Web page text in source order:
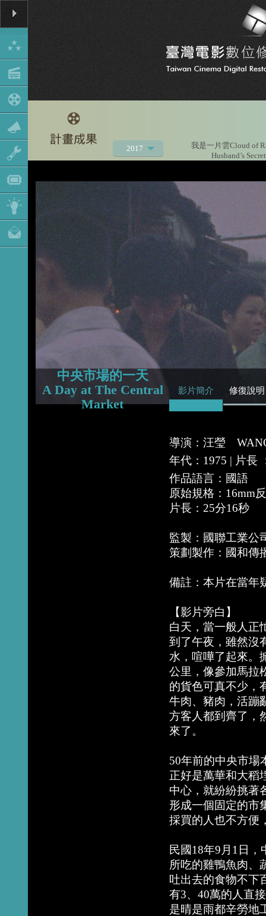
2017
2019
2016
2015
2014
2013
我是一片雲Cloud of
Husband’s Secret
中央市場的一天
A Day at The Central
Market
影片簡介 修復說明
導演：汪瑩
年代：1975 | 片長
作品語言：國語
原始規格：16mm
片長：25分16秒
監製：國聯工業公
策劃製作：國和傳
備註：本片在當年
【影片旁白】
白天，當一般人正
到了午夜，雖然沒
水，喧嘩了起來。
公里，像參加馬拉
的貨色可真不少，
牛肉、豬肉，活蹦
方客人都到齊了，
來了。
50年前的中央市場
正好是萬華和大稻
中心，就紛紛挑著
形成一個固定的市
採買的人也不方便
民國18年9月1日
所吃的雞鴨魚肉、
吐出去的食物不下
有3、40萬的人直
是晴是雨都辛勞地